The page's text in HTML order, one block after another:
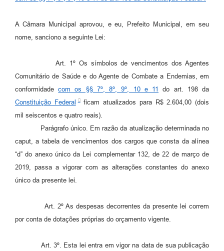
Farmácia Municipal
Contratos
Carta de Serviços
Legislação
Editais
Legislação para Concurso
combate à pandemia do COVID -19
Lei Aldir Blanc
A Câmara Municipal aprovou, e eu, Prefeito Municipal, em seu
nome, sanciono a seguinte Lei:
Art. 1º Os símbolos de vencimentos dos Agentes
Comunitário de Saúde e do Agente de Combate a Endemias, em
conformidadecom os §§ 7º, 8º, 9º, 10 e 11
do art. 198 da
Constituição Federal
ficam atualizados para R$ 2.604,00 (dois
mil seiscentos e quatro reais).
Parágrafo único. Em razão da atualização determinada no
caput, a tabela de vencimentos dos cargos que consta da alínea
“d” do anexo único da Lei complementar 132, de 22 de março de
2019, passa a vigorar com as alterações constantes do anexo
único da presente lei.
Art. 2º As despesas decorrentes da presente lei correm
por conta de dotações próprias do orçamento vigente.
Art. 3º. Esta lei entra em vigor na data de sua publicação